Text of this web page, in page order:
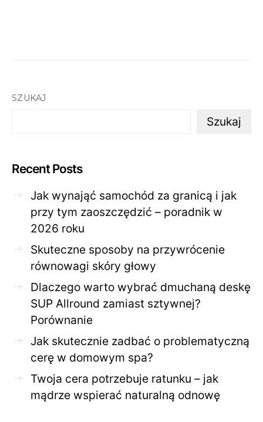
SZUKAJ
Szukaj
Recent Posts
Jak wynająć samochód za granicą i jak
przy tym zaoszczędzić – poradnik w
2026 roku
Skuteczne sposoby na przywrócenie
równowagi skóry głowy
Dlaczego warto wybrać dmuchaną deskę
SUP Allround zamiast sztywnej?
Porównanie
Jak skutecznie zadbać o problematyczną
cerę w domowym spa?
Twoja cera potrzebuje ratunku – jak
mądrze wspierać naturalną odnowę